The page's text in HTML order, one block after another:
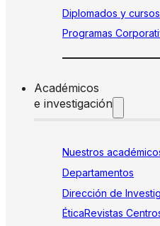
Diplomados y cursos
Programas
Académicos
e investigación
Nuestros
Departamentos
Dirección de
ÉticaRevistas